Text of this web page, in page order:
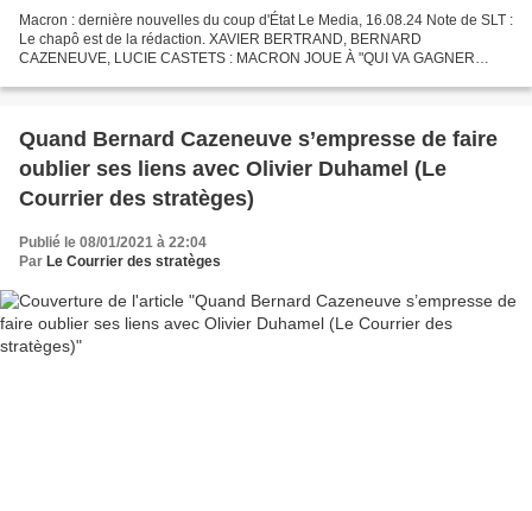
Macron : dernière nouvelles du coup d'État Le Media, 16.08.24 Note de SLT :
Le chapô est de la rédaction. XAVIER BERTRAND, BERNARD
CAZENEUVE, LUCIE CASTETS : MACRON JOUE À "QUI VA GAGNER
Quand Bernard Cazeneuve s’empresse de faire
oublier ses liens avec Olivier Duhamel (Le
Courrier des stratèges)
Publié le 08/01/2021 à 22:04
Par Le Courrier des stratèges